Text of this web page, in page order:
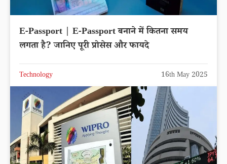
E-Passport | E-Passport बनाने में कितना समय
लगता है? जानिए पूरी प्रोसेस और फायदे
Technology 16th May 2025